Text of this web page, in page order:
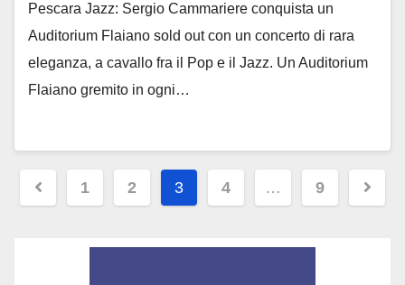
Pescara Jazz: Sergio Cammariere conquista un
Auditorium Flaiano sold out con un concerto di rara
eleganza, a cavallo fra il Pop e il Jazz. Un Auditorium
Flaiano gremito in ogni…
Paginazione
1 2 3 4 … 9